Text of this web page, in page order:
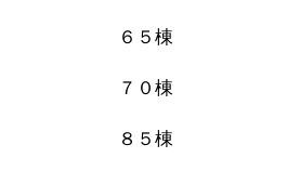
ス ６５棟
設 ７０棟
託 ８５棟